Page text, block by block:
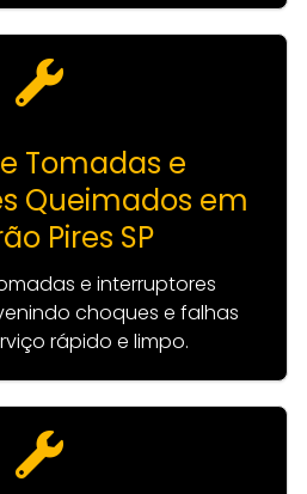
Tomadas e
Queimados em
Pires SP
e interruptores
choques e falhas
rápido e limpo.